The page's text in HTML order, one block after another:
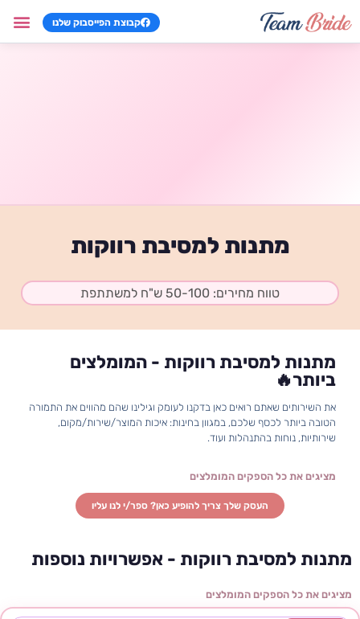
קבוצת הפייסבוק שלנו
מתנות למסיבת רווקות
טווח מחירים: 50-100 ש"ח למשתתפת
מתנות למסיבת רווקות - המומלצים
ביותר🔥
את השירותים שאתם רואים כאן בדקנו לעומק וגילינו שהם מהווים את התמורה
הטובה ביותר לכסף שלכם, במגוון בחינות: איכות המוצר/שירות/מקום,
שירותיות, נוחות בהתנהלות ועוד.
העסק שלך צריך להופיע כאן? ספר/י לנו עליו
מתנות למסיבת רווקות - אפשרויות נוספות